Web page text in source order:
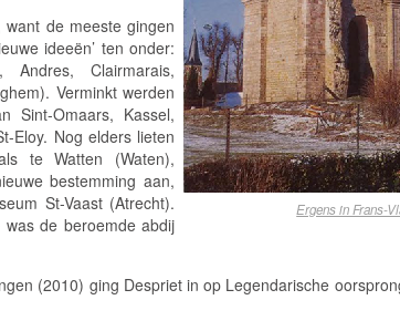
Ergens in Frans-
de meeste gingen
ideeën’ ten onder:
Clairmarais,
Verminkt werden
Sint-Omaars, Kassel,
Eloy. Nog elders lieten
te Watten (Waten),
bestemming aan,
St-Vaast (Atrecht).
de beroemde abdij
(2010) ging Despriet in op Legendarische